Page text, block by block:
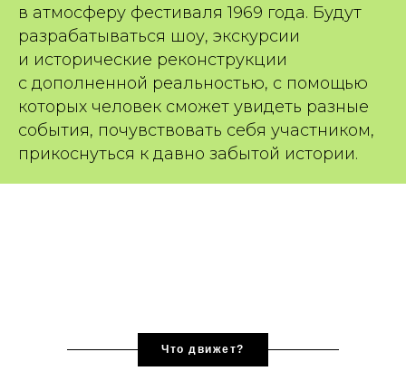
в атмосферу фестиваля 1969 года. Будут
разрабатываться шоу, экскурсии
и исторические реконструкции
с дополненной реальностью, с помощью
которых человек сможет увидеть разные
события, почувствовать себя участником,
прикоснуться к давно забытой истории.
Что движет?